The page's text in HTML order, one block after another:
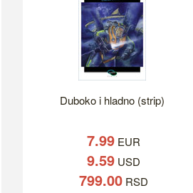
Duboko i hladno (strip)
7.99 EUR
9.59 USD
799.00 RSD